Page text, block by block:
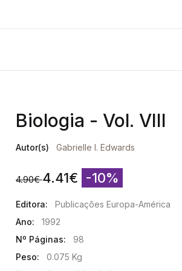
Biologia - Vol. VIII
Autor(s) Gabrielle I. Edwards
4.90€ 4.41€ -10%
Editora:
Publicações Europa-América
Ano:
1992
Nº Páginas:
98
Peso:
0.075 Kg